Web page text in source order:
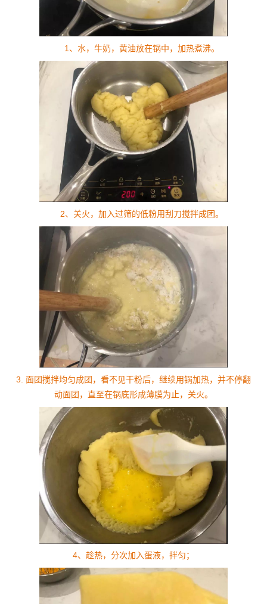
1、水，牛奶，黄油放在锅中，加热煮沸。
2、关火，加入过筛的低粉用刮刀搅拌成团。
3. 面团搅拌均匀成团，看不见干粉后，继续用锅加热，并不停翻
动面团，直至在锅底形成薄膜为止，关火。
4、趁热，分次加入蛋液，拌匀；